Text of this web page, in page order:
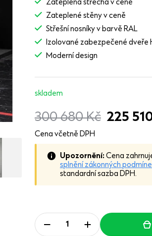
Zateplená střecha v ceně
Zateplené stěny v ceně
Střešní nosníky v barvě RAL
Izolované zabezpečené dveře
Moderní design
skladem
300 680Kč 225
Cena včetně DPH
Upozornění: Cena
splnění zákonných
standardní sazba DPH.